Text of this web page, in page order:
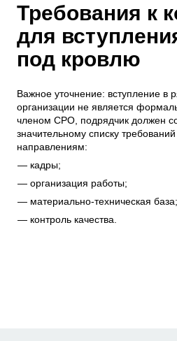
Требования к
для
под кровлю
Важное уточнение: вступление в
организации не является
членом СРО, подрядчик должен
значительному списку
направлениям:
кадры;
организация работы;
материально-техническая база;
контроль качества.